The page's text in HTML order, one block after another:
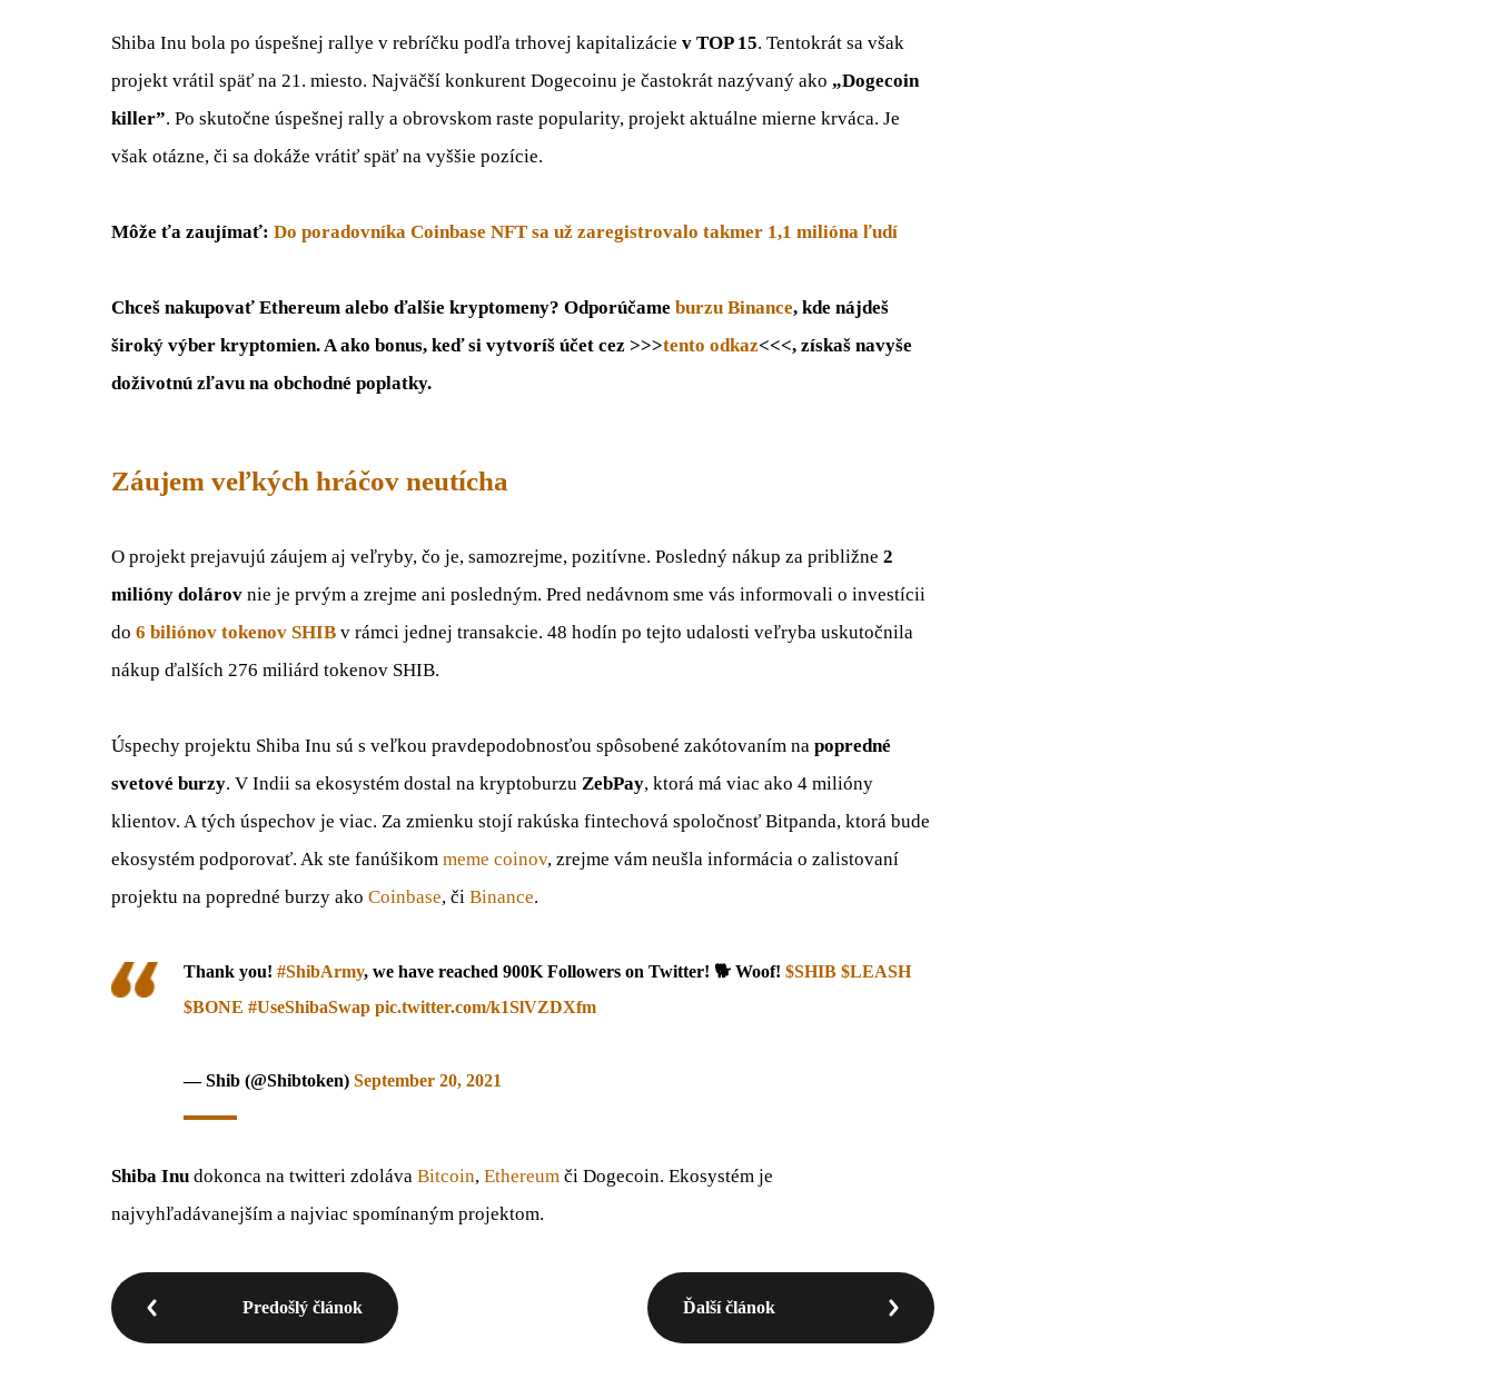
Shiba Inu bola po úspešnej rallye v rebríčku podľa trhovej kapitalizácie v TOP 15. Tentokrát sa však
projekt vrátil späť na 21. miesto. Najväčší konkurent Dogecoinu je častokrát nazývaný ako „Dogecoin
killer”. Po skutočne úspešnej rally a obrovskom raste popularity, projekt aktuálne mierne krváca. Je
však otázne, či sa dokáže vrátiť späť na vyššie pozície.
Môže ťa zaujímať: Do poradovníka Coinbase NFT sa už zaregistrovalo takmer 1,1 milióna ľudí
Chceš nakupovať Ethereum alebo ďalšie kryptomeny? Odporúčame burzu Binance, kde nájdeš
široký výber kryptomien. A ako bonus, keď si vytvoríš účet cez >>>tento odkaz<<<, získaš navyše
doživotnú zľavu na obchodné poplatky.
Záujem veľkých hráčov neutícha
O projekt prejavujú záujem aj veľryby, čo je, samozrejme, pozitívne. Posledný nákup za približne 2
milióny dolárov nie je prvým a zrejme ani posledným. Pred nedávnom sme vás informovali o investícii
do 6 biliónov tokenov SHIB v rámci jednej transakcie. 48 hodín po tejto udalosti veľryba uskutočnila
nákup ďalších 276 miliárd tokenov SHIB.
Úspechy projektu Shiba Inu sú s veľkou pravdepodobnosťou spôsobené zakótovaním na popredné
svetové burzy. V Indii sa ekosystém dostal na kryptoburzu ZebPay, ktorá má viac ako 4 milióny
klientov. A tých úspechov je viac. Za zmienku stojí rakúska fintechová spoločnosť Bitpanda, ktorá bude
ekosystém podporovať. Ak ste fanúšikom meme coinov, zrejme vám neušla informácia o zalistovaní
projektu na popredné burzy ako Coinbase, či Binance.
Thank you! #ShibArmy, we have reached 900K Followers on Twitter! 🐕 Woof! $SHIB $LEASH
$BONE #UseShibaSwap pic.twitter.com/k1SlVZDXfm
— Shib (@Shibtoken) September 20, 2021
Shiba Inu dokonca na twitteri zdoláva Bitcoin, Ethereum či Dogecoin. Ekosystém je
najvyhľadávanejším a najviac spomínaným projektom.
Predošlý článok Ďalší článok